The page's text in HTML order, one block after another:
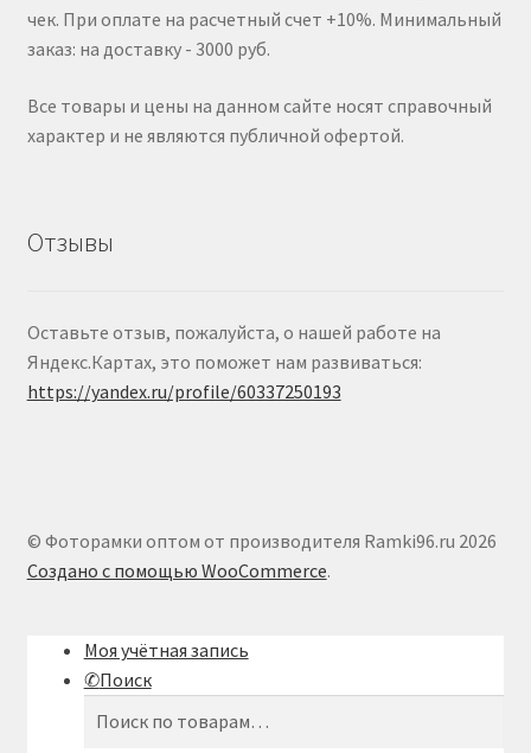
чек. При оплате на расчетный счет +10%. Минимальный
заказ: на доставку - 3000 руб.
Все товары и цены на данном сайте носят справочный
характер и не являются публичной офертой.
Отзывы
Оставьте отзыв, пожалуйста, о нашей работе на
Яндекс.Картах, это поможет нам развиваться:
https://yandex.ru/profile/60337250193
© Фоторамки оптом от производителя Ramki96.ru 2026
Создано с помощью WooCommerce.
Моя учётная запись
Поиск